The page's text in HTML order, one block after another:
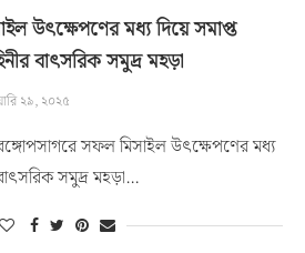
উৎক্ষেপণের মধ্য দিয়ে সমাপ্ত
বাৎসরিক সমুদ্র মহড়া
২৯, ২০২৫
সফল মিসাইল উৎক্ষেপণের মধ্য
সমুদ্র মহড়া…